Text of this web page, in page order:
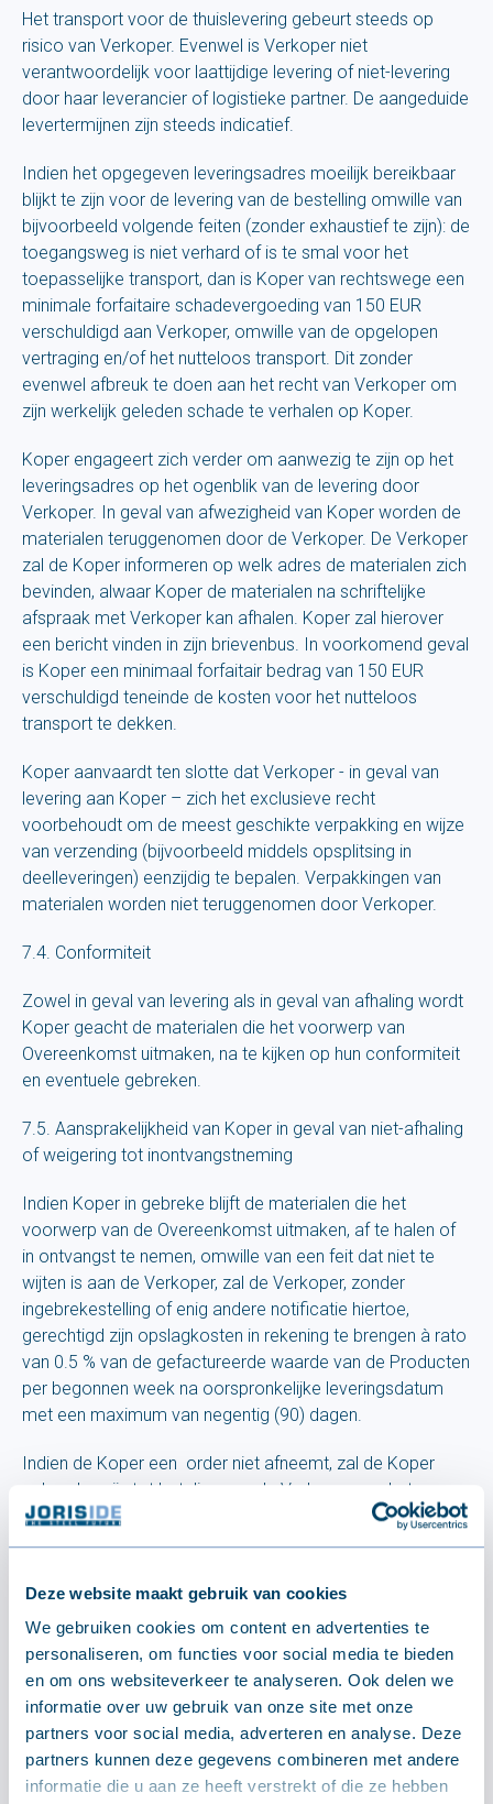
Deze website maakt gebruik van cookies
We gebruiken cookies om content en advertenties te
personaliseren, om functies voor social media te bieden
en om ons websiteverkeer te analyseren. Ook delen we
informatie over uw gebruik van onze site met onze
partners voor social media, adverteren en analyse. Deze
partners kunnen deze gegevens combineren met andere
informatie die u aan ze heeft verstrekt of die ze hebben
Het transport voor de thuislevering gebeurt steeds op
risico van Verkoper. Evenwel is Verkoper niet
verantwoordelijk voor laattijdige levering of niet-levering
door haar leverancier of logistieke partner. De aangeduide
levertermijnen zijn steeds indicatief.
Indien het opgegeven leveringsadres moeilijk bereikbaar
blijkt te zijn voor de levering van de bestelling omwille van
bijvoorbeeld volgende feiten (zonder exhaustief te zijn): de
toegangsweg is niet verhard of is te smal voor het
toepasselijke transport, dan is Koper van rechtswege een
minimale forfaitaire schadevergoeding van 150 EUR
verschuldigd aan Verkoper, omwille van de opgelopen
vertraging en/of het nutteloos transport. Dit zonder
evenwel afbreuk te doen aan het recht van Verkoper om
zijn werkelijk geleden schade te verhalen op Koper.
Koper engageert zich verder om aanwezig te zijn op het
leveringsadres op het ogenblik van de levering door
Verkoper. In geval van afwezigheid van Koper worden de
materialen teruggenomen door de Verkoper. De Verkoper
zal de Koper informeren op welk adres de materialen zich
bevinden, alwaar Koper de materialen na schriftelijke
afspraak met Verkoper kan afhalen. Koper zal hierover
een bericht vinden in zijn brievenbus. In voorkomend geval
is Koper een minimaal forfaitair bedrag van 150 EUR
verschuldigd teneinde de kosten voor het nutteloos
transport te dekken.
Koper aanvaardt ten slotte dat Verkoper - in geval van
levering aan Koper – zich het exclusieve recht
voorbehoudt om de meest geschikte verpakking en wijze
van verzending (bijvoorbeeld middels opsplitsing in
deelleveringen) eenzijdig te bepalen. Verpakkingen van
materialen worden niet teruggenomen door Verkoper.
7.4. Conformiteit
Zowel in geval van levering als in geval van afhaling wordt
Koper geacht de materialen die het voorwerp van
Overeenkomst uitmaken, na te kijken op hun conformiteit
en eventuele gebreken.
7.5. Aansprakelijkheid van Koper in geval van niet-afhaling
of weigering tot inontvangstneming
Indien Koper in gebreke blijft de materialen die het
voorwerp van de Overeenkomst uitmaken, af te halen of
in ontvangst te nemen, omwille van een feit dat niet te
wijten is aan de Verkoper, zal de Verkoper, zonder
ingebrekestelling of enig andere notificatie hiertoe,
gerechtigd zijn opslagkosten in rekening te brengen à rato
van 0.5 % van de gefactureerde waarde van de Producten
per begonnen week na oorspronkelijke leveringsdatum
met een maximum van negentig (90) dagen.
Indien de Koper een order niet afneemt, zal de Koper
gehouden zijn tot betaling aan de Verkoper van het
volledige bedrag van het order ten titel van forfaitaire
schadevergoeding onverminderd het aantal dagen
Voorschotten die reeds ontvangen zijn zullen worden
aangewend door de Verkoper ter vergoeding van
bovenstaande vergoedingen. Partijen komen overeen dat
onder productie ook dient te worden begrepen het binnen
halen door de Verkoper van niet courante grondstoffen
en/of materialen.